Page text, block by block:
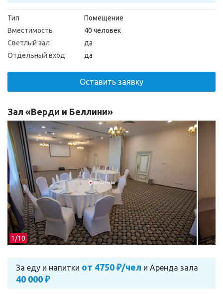
Тип
Помещение
Вместимость
40 человек
Светлый зал
да
Отдельный вход
да
Оставить заявку
1/10
Зал «Верди и Беллини»
За еду и напитки от 4750 ₽/чел и Аренда зала
40 000 ₽